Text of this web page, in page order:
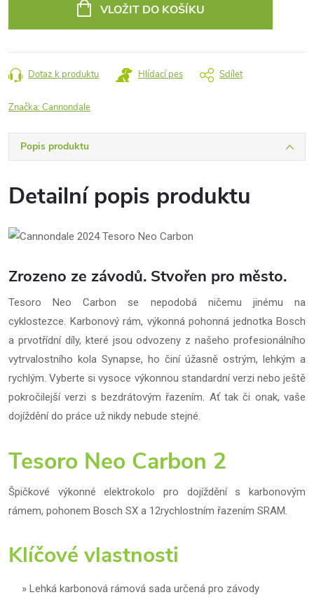
VLOŽIT DO KOŠÍKU
Dotaz k produktu Hlídací pes Sdílet
Značka:Cannondale
Popis produktu
Detailní popis produktu
Zrozeno ze závodů. Stvořen pro město.
Tesoro Neo Carbon se nepodobá ničemu jinému na
cyklostezce. Karbonový rám, výkonná pohonná jednotka Bosch
a prvotřídní díly, které jsou odvozeny z našeho profesionálního
vytrvalostního kola Synapse, ho činí úžasně ostrým, lehkým a
rychlým. Vyberte si vysoce výkonnou standardní verzi nebo ještě
pokročilejší verzi s bezdrátovým řazením. Ať tak či onak, vaše
dojíždění do práce už nikdy nebude stejné.
Tesoro Neo Carbon 2
Špičkové výkonné elektrokolo pro dojíždění s karbonovým
rámem, pohonem Bosch SX a 12rychlostním řazením SRAM.
Klíčové vlastnosti
Lehká karbonová rámová sada určená pro závody